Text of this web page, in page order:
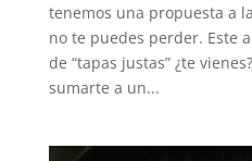
tenemos una propuesta a
no te puedes perder. Este
de “tapas justas” ¿te
sumarte a un...